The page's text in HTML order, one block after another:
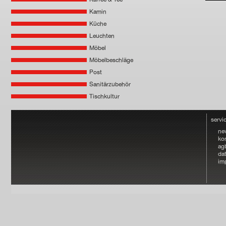
Kamin
Küche
Leuchten
Möbel
Möbelbeschläge
Post
Sanitärzubehör
Tischkultur